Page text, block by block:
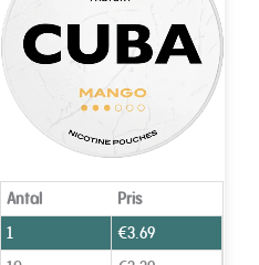
Antal
Pris
1
€3.69